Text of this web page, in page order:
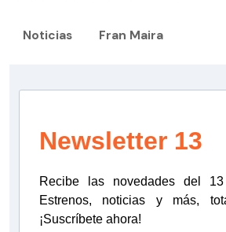
Noticias Fran Maira
Newsletter 13
Recibe las novedades del
Estrenos, noticias y más,
¡Suscríbete ahora!